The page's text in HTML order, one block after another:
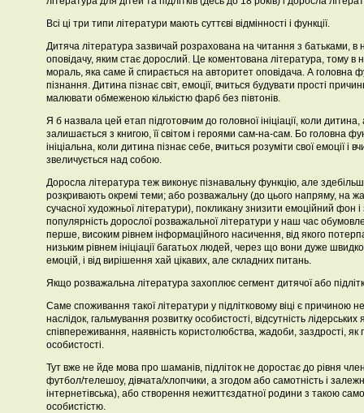
Всі ці три типи літератури мають суттєві відмінності і функції.
Дитяча література зазвичай розрахована на читання з батьками, в
оповідачу, яким стає дорослий. Це коментована література, тому в
мораль, яка саме й спирається на авторитет оповідача. А головна
пізнання. Дитина пізнає світ, емоції, вчиться будувати прості
малювати обмеженою кількістю фарб без півтонів.
Я б назвала цей етап підготовчим до головної ініціації, коли дитина,
залишається з книгою, її світом і героями сам-на-сам. Бо головна
ініціальна, коли дитина пізнає себе, вчиться розуміти свої емоції і
звеличується над собою.
Доросла література теж виконує пізнавальну функцію, але
розкривають окремі теми; або розважальну (до цього напряму, на
сучасної художньої літератури), покликану знизити емоційний фон
популярність дорослої розважальної літератури у наш час
перше, високим рівнем інформаційного насичення, від якого
низьким рівнем ініціації багатьох людей, через що вони дуже
емоцій, і від вирішення хай цікавих, але складних питань.
Якщо розважальна література захоплює сегмент дитячої або
Саме споживання такої літератури у підлітковому віці є причиною
наслідок, гальмування розвитку особистості, відсутність лідерських
співпереживання, наявність користолюбства, жадоби, заздрості, як
особистості.
Тут вже не йде мова про шаманів, підліток не доростає до рівня
футбол/телешоу, дівчата/хлопчики, а згодом або самотність і
інтернетівська), або створення нежиттєздатної родини з такою
особистістю.